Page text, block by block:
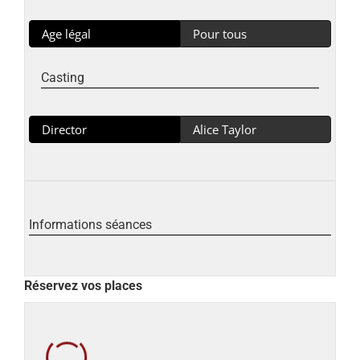
Age légal Pour tous
Casting
Director Alice Taylor
Informations séances
Réservez vos places